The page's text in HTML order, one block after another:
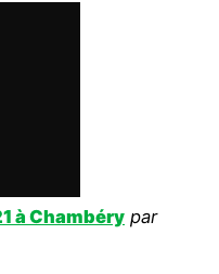
à Chambéry par